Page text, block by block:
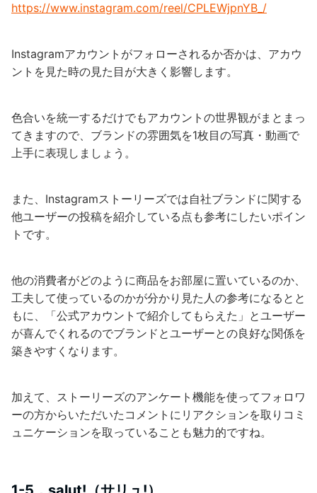
https://www.instagram.com/reel/CPLEWjpnYB_/
Instagramアカウントがフォローされるか否かは、アカウ
ントを見た時の見た目が大きく影響します。
色合いを統一するだけでもアカウントの世界観がまとまっ
てきますので、ブランドの雰囲気を1枚目の写真・動画で
上手に表現しましょう。
また、Instagramストーリーズでは自社ブランドに関する
他ユーザーの投稿を紹介している点も参考にしたいポイン
トです。
他の消費者がどのように商品をお部屋に置いているのか、
工夫して使っているのかが分かり見た人の参考になるとと
もに、「公式アカウントで紹介してもらえた」とユーザー
が喜んでくれるのでブランドとユーザーとの良好な関係を
築きやすくなります。
加えて、ストーリーズのアンケート機能を使ってフォロワ
ーの方からいただいたコメントにリアクションを取りコミ
ュニケーションを取っていることも魅力的ですね。